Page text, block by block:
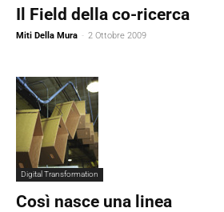
Il Field della co-ricerca
Miti Della Mura - 2 Ottobre 2009
Digital Transformation
Così nasce una linea